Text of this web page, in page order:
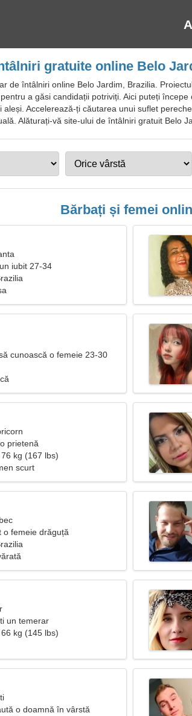
gratuite online Belo
de întâlniri online Belo Jardim, Brazilia.
a găsi candidații potriviți. Aici puteți
Accelerează-ți căutarea unui suflet
Alăturați-vă site-ului de întâlniri gratuit Belo
Bărbați și femei
iubit 27-34
cunoască o femeie 23-30
prietenă
kg (167 lbs)
scurt
o femeie drăguță
un temerar
kg (145 lbs)
o doamnă în vârstă